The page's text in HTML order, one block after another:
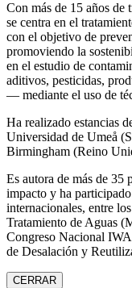
Con más de 15 años de
se centra en el
con el objetivo de
promoviendo la
en el estudio de
aditivos, pesticidas,
— mediante el uso de
Ha realizado estancias
Universidad de Umeå
Birmingham (Reino
Es autora de más de 35
impacto y ha
internacionales, entre
Tratamiento de Aguas
Congreso Nacional
de Desalación y
CERRAR